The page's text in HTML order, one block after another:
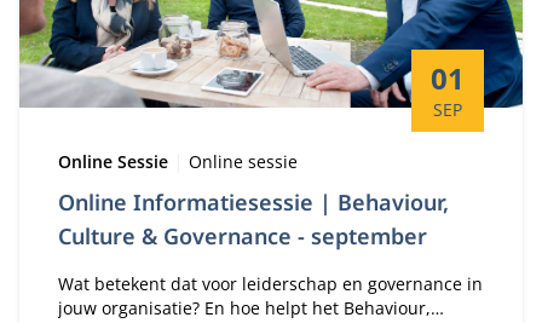
Online Informatiesessie | Behaviour,
Culture & Governance - september
Startdatum:
01
SEP
Type:
Online Sessie Locatie:
Online sessie
Wat betekent dat voor leiderschap en governance in
jouw organisatie? En hoe helpt het Behaviour,